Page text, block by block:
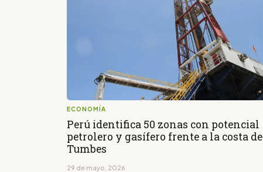
ECONOMÍA
Perú identifica 50 zonas con potencial
petrolero y gasífero frente a la costa de
Tumbes
29 de mayo, 2026